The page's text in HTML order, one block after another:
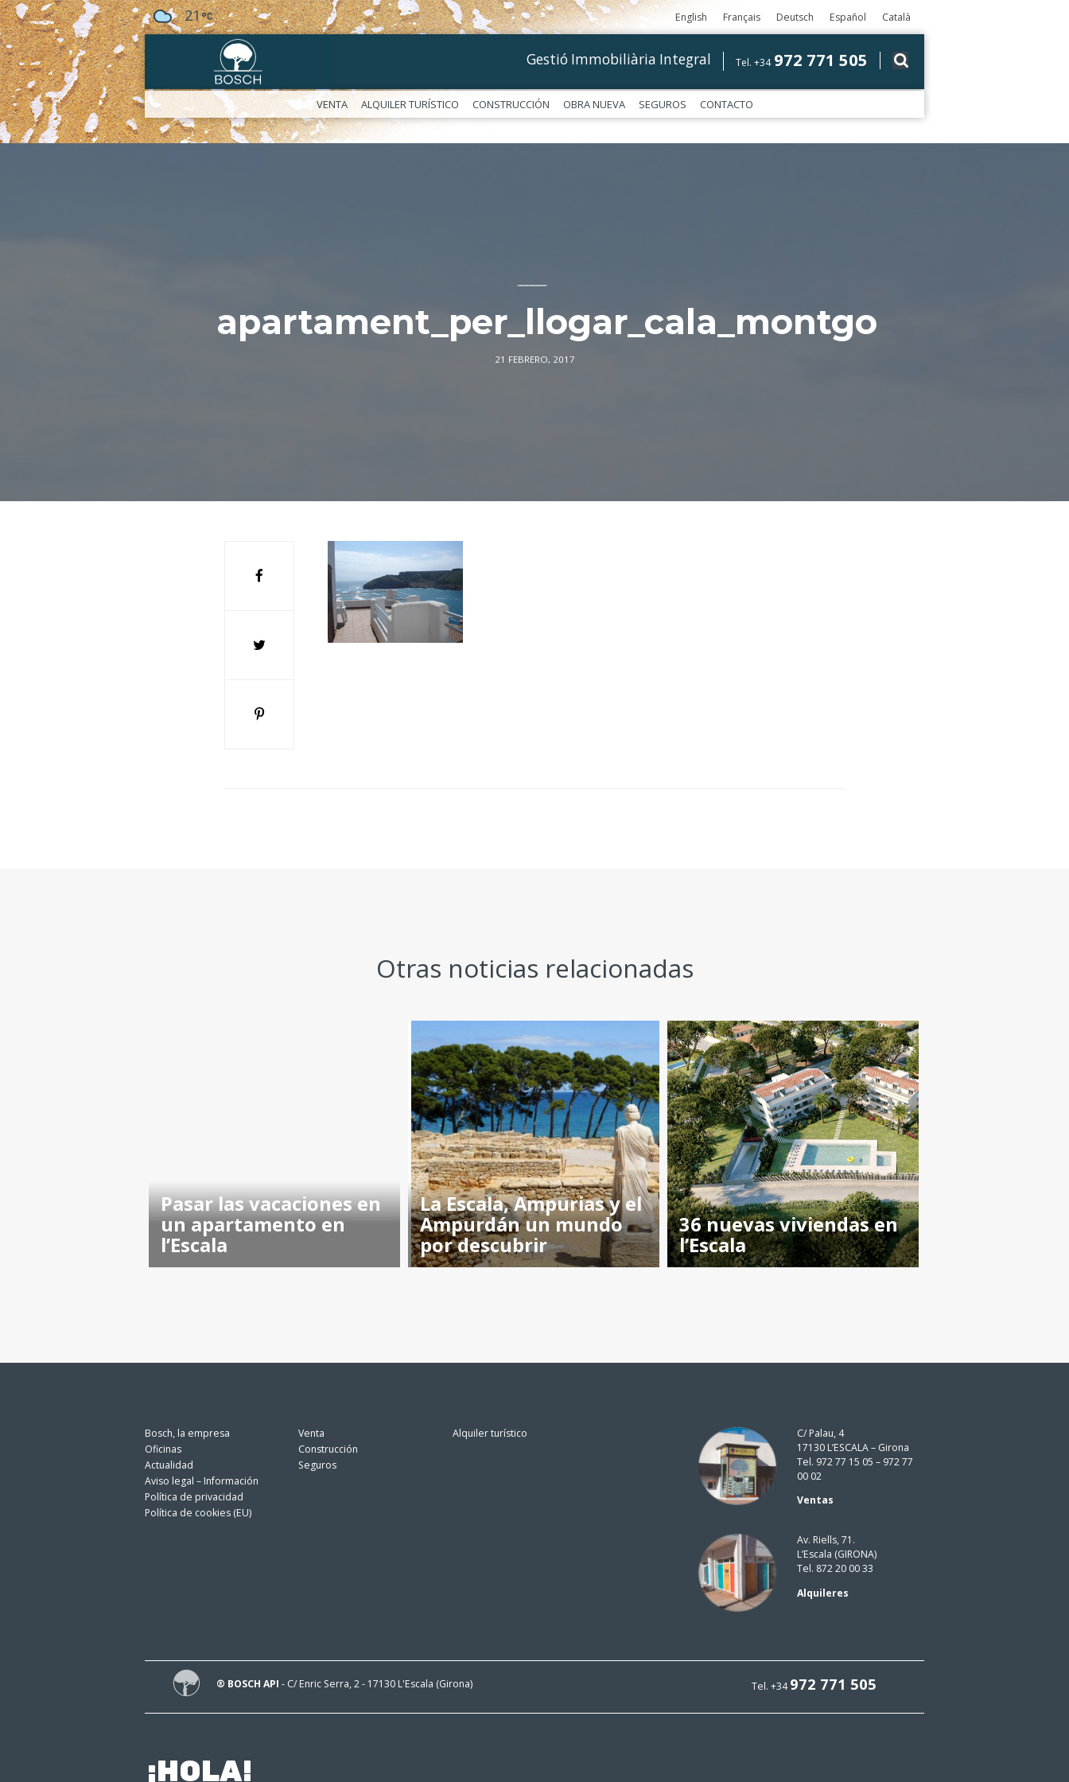
21 English Français Deutsch Español Català
Tel. +34 972 771 505
Gestió Immobiliària Integral
VENTA ALQUILER TURÍSTICO CONSTRUCCIÓN OBRA NUEVA SEGUROS CONTACTO
––––––––––––
apartament_per_llogar_cala_montgo
21 FEBRERO, 2017
Otras noticias relacionadas
Pasar las vacaciones en
un apartamento en
l’Escala
La Escala, Ampurias y el
Ampurdán un mundo
por descubrir
36 nuevas viviendas en
l’Escala
Bosch, la empresa
Oficinas
Actualidad
Aviso legal – Información
Política de privacidad
Política de cookies (EU)
Venta
Construcción
Seguros
Alquiler turístico
C/ Palau, 4
17130 L’ESCALA – Girona
Tel. 972 77 15 05 – 972 77
00 02
Ventas
Av. Riells, 71.
L’Escala (GIRONA)
Tel. 872 20 00 33
Alquileres
Tel. +34972 771 505
® BOSCH API - C/ Enric Serra, 2 - 17130 L'Escala (Girona)
¡HOLA!